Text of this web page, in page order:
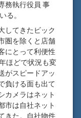
務執行役員 事
る。
してきたビック
圏を除くと店舗
にとって利便性
ほどで状況も変
がスピードアッ
負ける面も出て
カメラはネット
市は自社ネット
きた。自社物件